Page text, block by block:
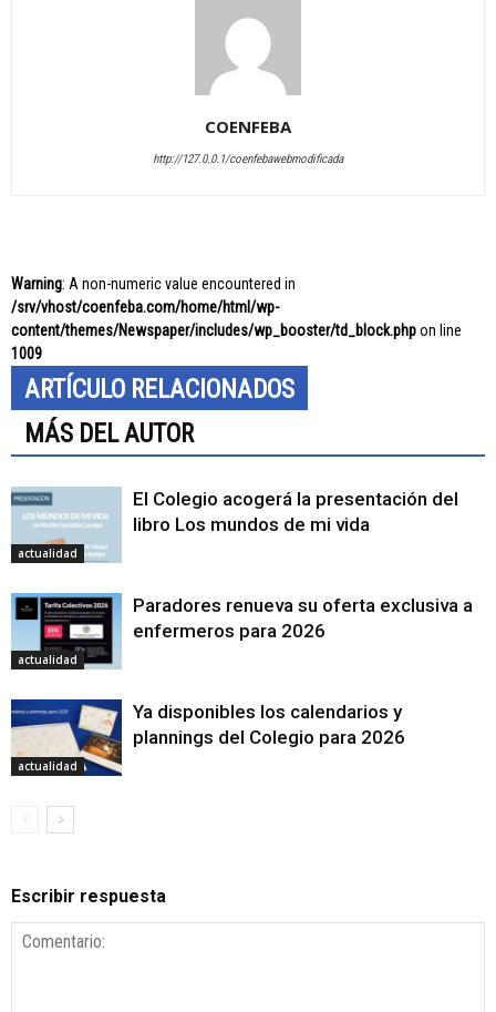
COENFEBA
http://127.0.0.1/coenfebawebmodificada
Warning: A non-numeric value encountered in
/srv/vhost/coenfeba.com/home/html/wp-
content/themes/Newspaper/includes/wp_booster/td_block.phpon line
1009
ARTÍCULO RELACIONADOS
MÁS DEL AUTOR
actualidad
El Colegio acogerá la presentación del
libro Los mundos de mi vida
actualidad
Paradores renueva su oferta exclusiva a
enfermeros para 2026
actualidad
Ya disponibles los calendarios y
plannings del Colegio para 2026
Escribir respuesta